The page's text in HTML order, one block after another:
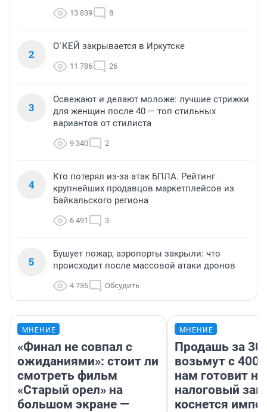
13 839 8
2
О`КЕЙ закрывается в Иркутске
11 786 26
3
Освежают и делают моложе: лучшие стрижки
для женщин после 40 — топ стильных
вариантов от стилиста
9 340 2
4
Кто потерял из-за атак БПЛА. Рейтинг
крупнейших продавцов маркетплейсов из
Байкальского региона
6 491 3
5
Бушует пожар, аэропорты закрыли: что
происходит после массовой атаки дронов
4 736 Обсудить
МНЕНИЕ
«Финал не совпал с
ожиданиями»: стоит ли
смотреть фильм
«Старый орел» на
большом экране —
МНЕНИЕ
Продашь за
возьмут с
нам готовит
налоговый
коснется